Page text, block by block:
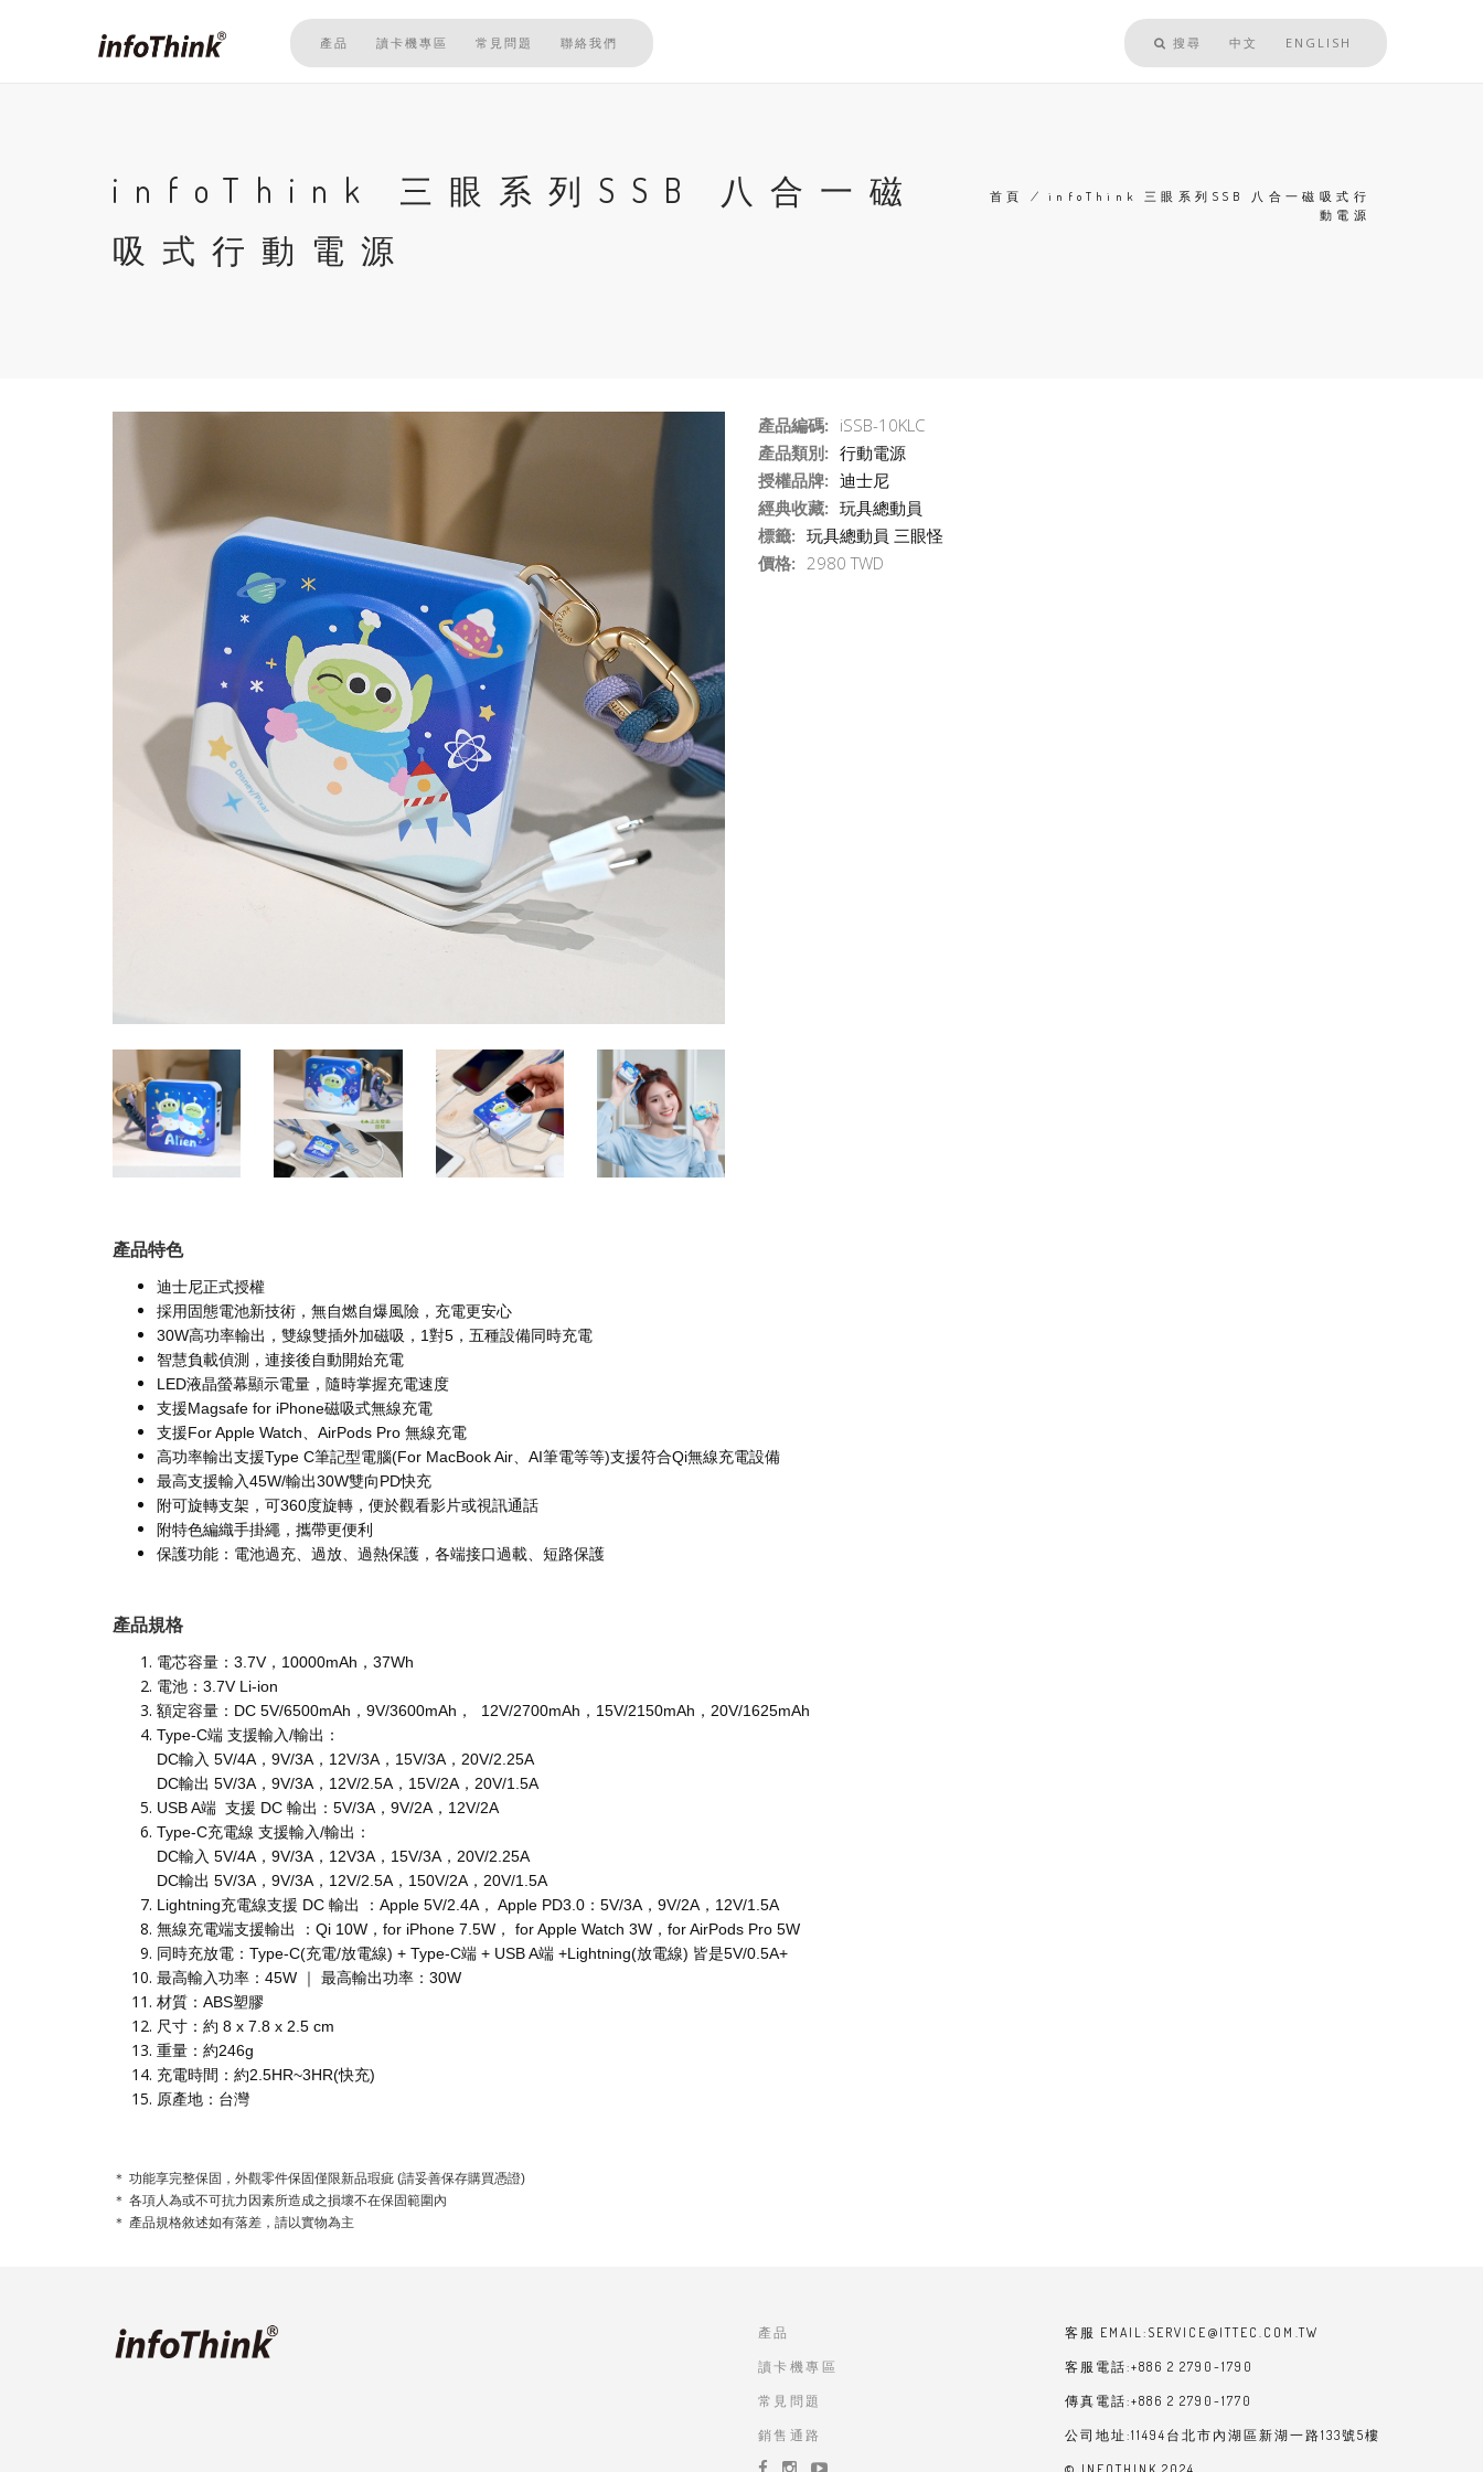
產品 讀卡機專區 常見問題 聯絡我們 搜尋 中文 ENGLISH
infoThink 三眼系列SSB 八合一磁
吸式行動電源
首頁 / infoThink 三眼系列SSB 八合一磁吸式行
動電源
產品編碼: iSSB-10KLC
產品類別: 行動電源
授權品牌: 迪士尼
經典收藏: 玩具總動員
標籤: 玩具總動員 三眼怪
價格: 2980 TWD
產品特色
迪士尼正式授權
採用固態電池新技術，無自燃自爆風險，充電更安心
30W高功率輸出，雙線雙插外加磁吸，1對5，五種設備同時充電
智慧負載偵測，連接後自動開始充電
LED液晶螢幕顯示電量，隨時掌握充電速度
支援Magsafe for iPhone磁吸式無線充電
支援For Apple Watch、AirPods Pro 無線充電
高功率輸出支援Type C筆記型電腦(For MacBook Air、AI筆電等等)支援符合Qi無線充電設備
最高支援輸入45W/輸出30W雙向PD快充
附可旋轉支架，可360度旋轉，便於觀看影片或視訊通話
附特色編織手掛繩，攜帶更便利
保護功能：電池過充、過放、過熱保護，各端接口過載、短路保護
產品規格
電芯容量：3.7V，10000mAh，37Wh
電池：3.7V Li-ion
額定容量：DC 5V/6500mAh，9V/3600mAh， 12V/2700mAh，15V/2150mAh，20V/1625mAh
Type-C端 支援輸入/輸出：
DC輸入 5V/4A，9V/3A，12V/3A，15V/3A，20V/2.25A
DC輸出 5V/3A，9V/3A，12V/2.5A，15V/2A，20V/1.5A
USB A端 支援 DC 輸出：5V/3A，9V/2A，12V/2A
Type-C充電線 支援輸入/輸出：
DC輸入 5V/4A，9V/3A，12V3A，15V/3A，20V/2.25A
DC輸出 5V/3A，9V/3A，12V/2.5A，150V/2A，20V/1.5A
Lightning充電線支援 DC 輸出 ：Apple 5V/2.4A， Apple PD3.0：5V/3A，9V/2A，12V/1.5A
無線充電端支援輸出 ：Qi 10W，for iPhone 7.5W， for Apple Watch 3W，for AirPods Pro 5W
同時充放電：Type-C(充電/放電線) + Type-C端 + USB A端 +Lightning(放電線) 皆是5V/0.5A+
最高輸入功率：45W ｜ 最高輸出功率：30W
材質：ABS塑膠
尺寸：約 8 x 7.8 x 2.5 cm
重量：約246g
充電時間：約2.5HR~3HR(快充)
原產地：台灣
＊ 功能享完整保固，外觀零件保固僅限新品瑕疵 (請妥善保存購買憑證)
＊ 各項人為或不可抗力因素所造成之損壞不在保固範圍內
＊ 產品規格敘述如有落差，請以實物為主
產品
讀卡機專區
常見問題
銷售通路
客服 EMAIL:SERVICE@ITTEC.COM.TW
客服電話:+886 2 2790-1790
傳真電話:+886 2 2790-1770
公司地址:11494台北市內湖區新湖一路133號5樓